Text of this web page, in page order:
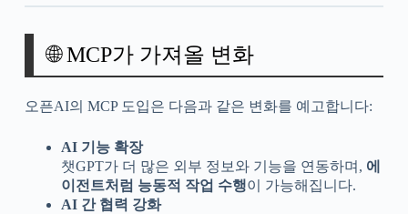
🌐 MCP가 가져올 변화
오픈AI의 MCP 도입은 다음과 같은 변화를 예고합니다:
AI 기능 확장
챗GPT가 더 많은 외부 정보와 기능을 연동하며, 에
이전트처럼 능동적 작업 수행이 가능해집니다.
AI 간 협력 강화